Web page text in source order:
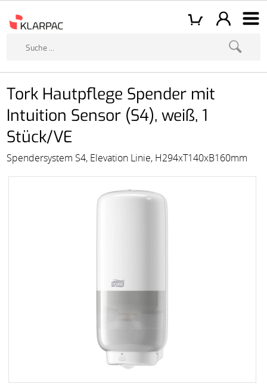
Tork Hautpflege Spender mit
Intuition Sensor (S4), weiß, 1
Stück/VE
Spendersystem S4, Elevation Linie, H294xT140xB160mm